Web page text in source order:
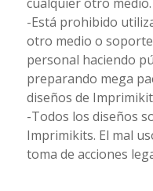
-Está prohibido
otro medio o
personal haciendo
preparando mega
diseños de
-Todos los diseños
Imprimikits. El mal
toma de acciones